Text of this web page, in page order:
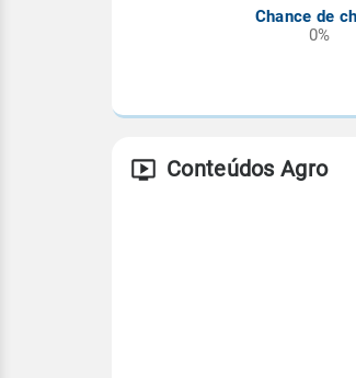
Chance de
0%
Conteúdos Agro